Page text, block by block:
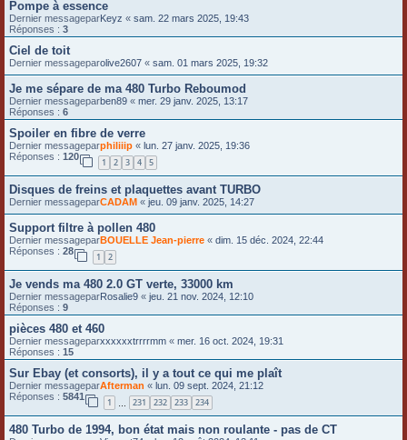
Pompe à essence
Dernier messageparKeyz « sam. 22 mars 2025, 19:43
Réponses : 3
Ciel de toit
Dernier messageparolive2607 « sam. 01 mars 2025, 19:32
Je me sépare de ma 480 Turbo Reboumod
Dernier messageparben89 « mer. 29 janv. 2025, 13:17
Réponses : 6
Spoiler en fibre de verre
Dernier messageparphiliiip « lun. 27 janv. 2025, 19:36
Réponses : 120
1 2 3 4 5
Disques de freins et plaquettes avant TURBO
Dernier messageparCADAM « jeu. 09 janv. 2025, 14:27
Support filtre à pollen 480
Dernier messageparBOUELLE Jean-pierre « dim. 15 déc. 2024, 22:44
Réponses : 28
1 2
Je vends ma 480 2.0 GT verte, 33000 km
Dernier messageparRosalie9 « jeu. 21 nov. 2024, 12:10
Réponses : 9
pièces 480 et 460
Dernier messageparxxxxxxtrrrrmm « mer. 16 oct. 2024, 19:31
Réponses : 15
Sur Ebay (et consorts), il y a tout ce qui me plaît
Dernier messageparAfterman « lun. 09 sept. 2024, 21:12
Réponses : 5841
1 … 231 232 233 234
480 Turbo de 1994, bon état mais non roulante - pas de CT